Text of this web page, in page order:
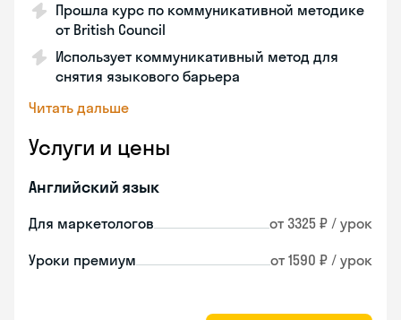
Прошла курс по коммуникативной методике
от British Council
Использует коммуникативный метод для
снятия языкового барьера
Читать дальше
Услуги и цены
Английский язык
Для маркетологов от 3325 ₽ / урок
Уроки премиум от 1590 ₽ / урок